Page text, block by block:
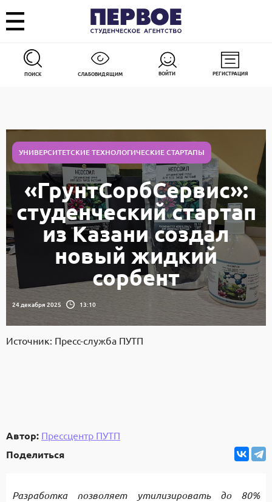
ПОИСК СЛАБОВИДЯЩИМ ВОЙТИ РЕГИСТРАЦИЯ
УНИВЕРСИТЕТСКИЕ ТЕХНОЛОГИЧЕСКИЕ СТАРТАПЫ
«ГрунтСорбСервис»:
студенческий стартап
из Казани создал
новый жидкий
сорбент
24 декабря 2025 13:10
Источник: Пресс-служба ПУТП
Автор: Прессцентр ПУТП
Поделиться
Разработка позволяет утилизировать до 80%